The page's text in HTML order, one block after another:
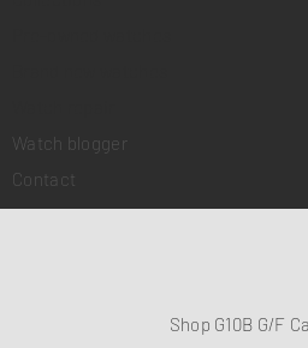
Watch blogger
Contact
Shop G10B G/F